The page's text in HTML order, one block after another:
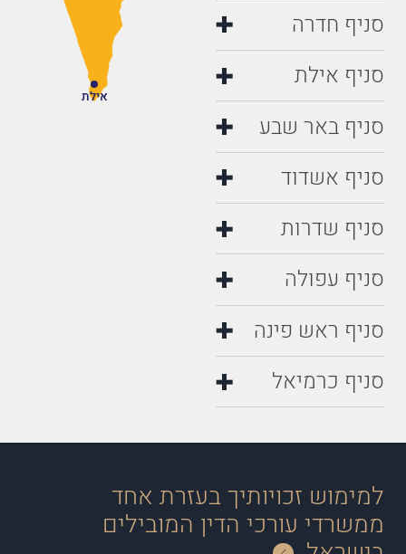
סניף חדרה
סניף אילת
סניף באר שבע
סניף אשדוד
סניף שדרות
סניף עפולה
סניף ראש פינה
סניף כרמיאל
אילת
למימוש זכויותיך בעזרת אחד
ממשרדי עורכי הדין המובילים